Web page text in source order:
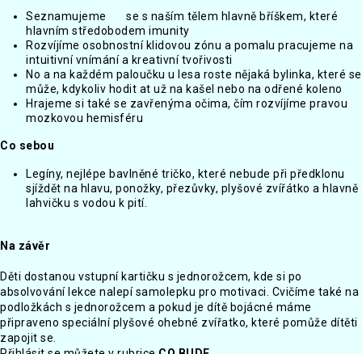
Seznamujeme se s naším tělem hlavně bříškem, které
hlavním středobodem imunity
Rozvíjíme osobnostní klidovou zónu a pomalu pracujeme na
intuitivní vnímání a kreativní tvořivosti
No a na každém paloučku u lesa roste nějaká bylinka, které se
může, kdykoliv hodit at už na kašel nebo na odřené koleno
Hrajeme si také se zavřenýma očima, čím rozvíjíme pravou
mozkovou hemisféru
Co sebou
Legíny, nejlépe bavlněné tričko, které nebude při předklonu
sjíždět na hlavu, ponožky, přezůvky, plyšové zvířátko a hlavně
lahvičku s vodou k pití.
Na závěr
Děti dostanou vstupní kartičku s jednorožcem, kde si po
absolvování lekce nalepí samolepku pro motivaci. Cvičíme také na
podložkách s jednorožcem a pokud je dítě bojácné máme
připraveno speciální plyšové ohebné zvířatko, které pomůže dítěti
zapojit se.